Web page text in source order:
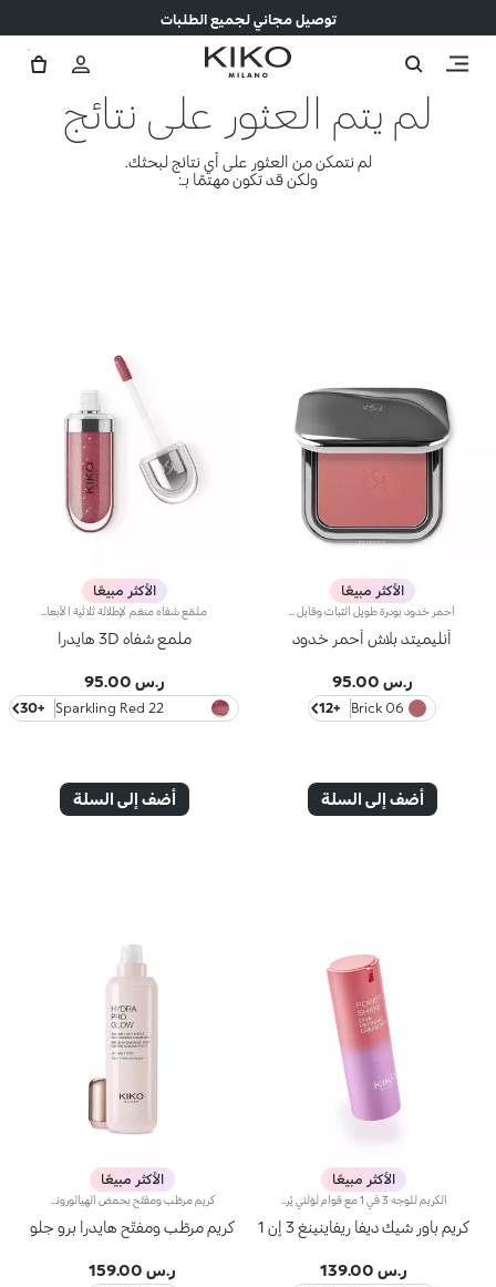
توصيل مجاني لجميع الطلبات
لم يتم العثور على نتائج
لم نتمكن من العثور على أي نتائج لبحثك.
ولكن قد تكون مهتمًا بـ:
الأكثر مبيعًا
أنليميتد بلاش أحمر خدود
ر.س 95.00
06 Brick
+12
أضف إلى السلة
الأكثر مبيعًا
ملمع شفاه 3D هايدرا
ر.س 95.00
22 Sparkling Red
Garnet
+30
أضف إلى السلة
الأكثر مبيعًا
كريم باور شيك ديفا ريفاينينغ 3 إن 1
ر.س 139.00
الأكثر مبيعًا
كريم مرطّب ومفتّح هايدرا برو جلو
ر.س 159.00